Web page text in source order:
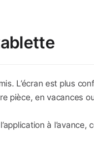
L’écran est plus
pièce, en vacances
à